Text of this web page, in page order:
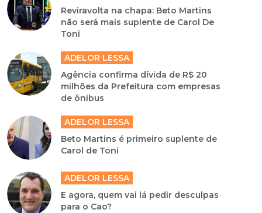
Reviravolta na chapa: Beto Martins
não será mais suplente de Carol De
Toni
ADELOR LESSA
Agência confirma dívida de R$ 20
milhões da Prefeitura com empresas
de ônibus
ADELOR LESSA
Beto Martins é primeiro suplente de
Carol de Toni
ADELOR LESSA
E agora, quem vai lá pedir desculpas
para o Cao?